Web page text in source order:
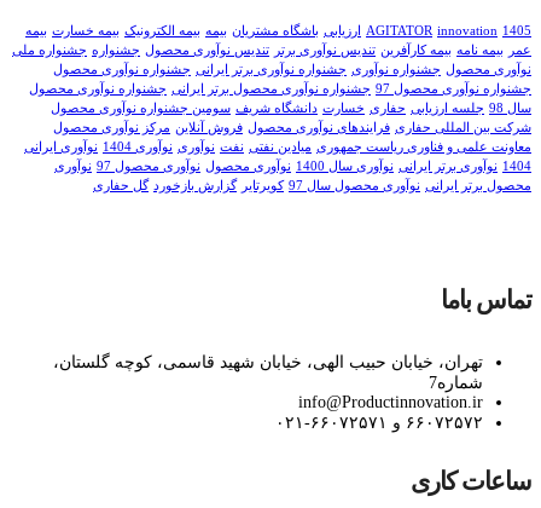
1405
AGITATOR innovation ارزیابی باشگاه مشتریان بیمه بیمه الکترونیک بیمه خسارت بیمه
عمر
بیمه نامه بیمه کارآفرین تندیس نوآوری برتر تندیس نوآوری محصول جشنواره جشنواره ملی
نوآوری محصول جشنواره نوآوری جشنواره نوآوری برتر ایرانی جشنواره نوآوری محصول
جشنواره نوآوری محصول 97
جشنواره نوآوری محصول برتر ایرانی جشنواره نوآوری محصول
سال 98
جلسه ارزیابی حفاری خسارت دانشگاه شریف سومین جشنواره نوآوری محصول
شرکت بین المللی حفاری فرایندهای نوآوری محصول فروش آنلاین مرکز نوآوری محصول
معاونت علمی و فناوری ریاست جمهوری میادین نفتی نفت نوآوری نوآوری 1404
نوآوری ایرانی
1404 نوآوری برتر ایرانی نوآوری سال 1400 نوآوری محصول نوآوری محصول 97
نوآوری
محصول برتر ایرانی نوآوری محصول سال 97 کویرتایر گزارش بازخورد گل حفاری
تماس باما
تهران، خیابان حبیب الهی، خیابان شهید قاسمی، کوچه گلستان،
شماره7
info@Productinnovation.ir
۶۶۰۷۲۵۷۲ و ۶۶۰۷۲۵۷۱-۰۲۱
ساعات کاری